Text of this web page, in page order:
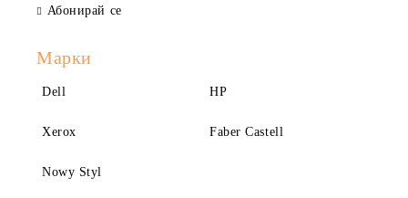
Абонирай се
Марки
Dell HP
Xerox Faber Castell
Nowy Styl